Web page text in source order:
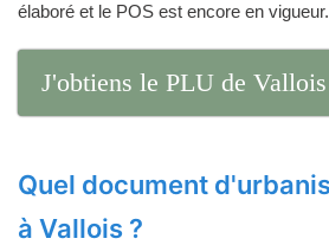
élaboré et le POS est encore en vigueur.
J'obtiens le PLU de
Quel document
à Vallois ?